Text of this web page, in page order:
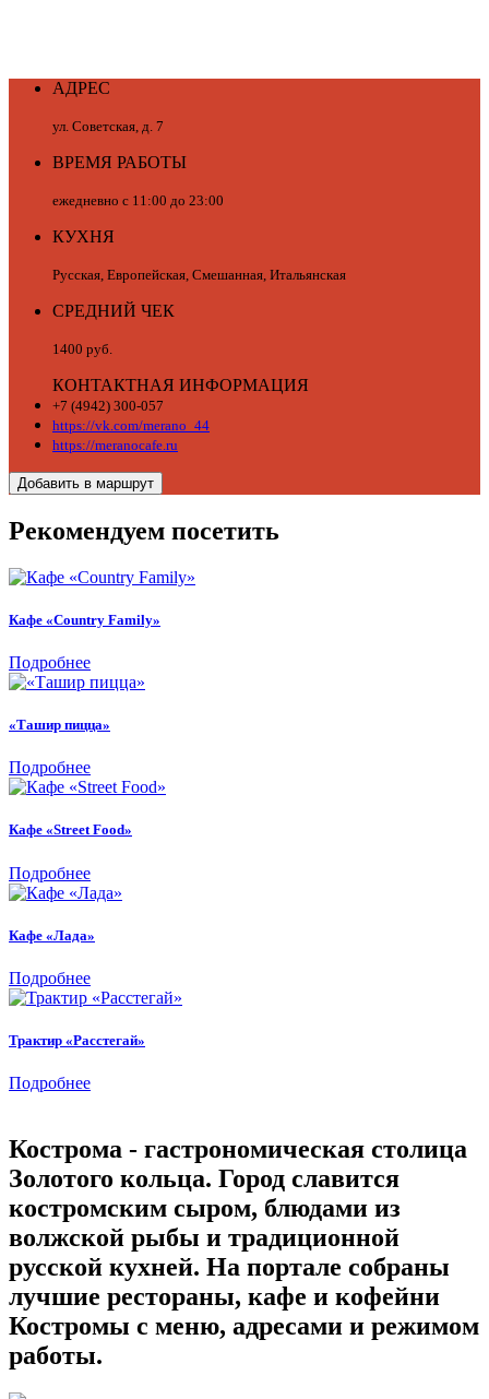
АДРЕС
ул. Советская, д. 7
ВРЕМЯ РАБОТЫ
ежедневно с 11:00 до 23:00
КУХНЯ
Русская, Европейская, Смешанная, Итальянская
СРЕДНИЙ ЧЕК
1400 руб.
КОНТАКТНАЯ ИНФОРМАЦИЯ
+7 (4942) 300-057
https://vk.com/merano_44
https://meranocafe.ru
Добавить в маршрут
Рекомендуем посетить
Кафе «Country Family»
Подробнее
«Ташир пицца»
Подробнее
Кафе «Street Food»
Подробнее
Кафе «Лада»
Подробнее
Трактир «Расстегай»
Подробнее
Кострома - гастрономическая столица
Золотого кольца. Город славится
костромским сыром, блюдами из
волжской рыбы и традиционной
русской кухней. На портале собраны
лучшие рестораны, кафе и кофейни
Костромы с меню, адресами и режимом
работы.